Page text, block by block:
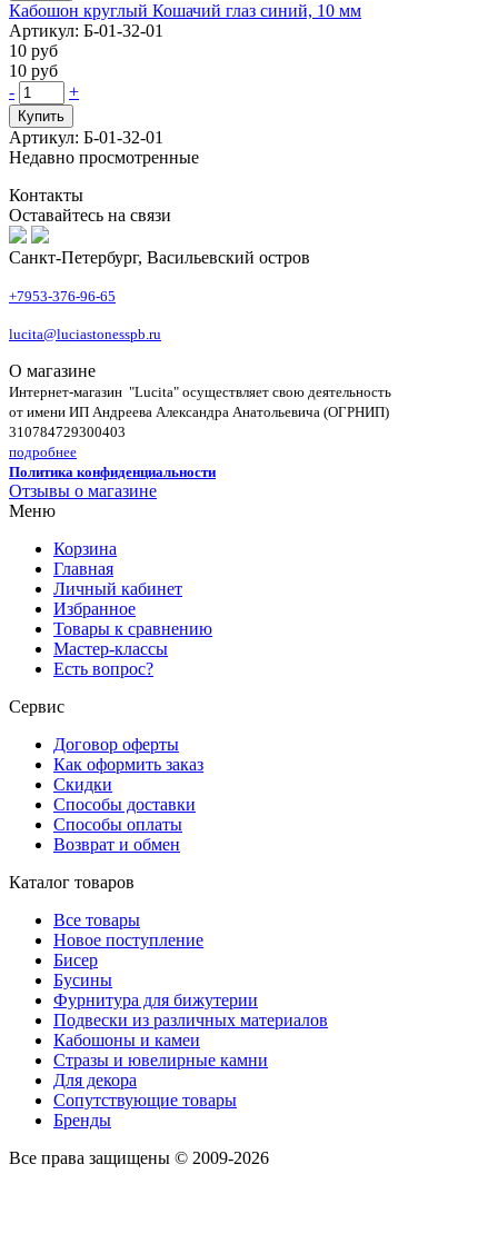
Кабошон круглый Кошачий глаз синий, 10 мм
Артикул: Б-01-32-01
10 руб
10 руб
-
+
Купить
Артикул: Б-01-32-01
Недавно просмотренные
Контакты
Оставайтесь на связи
Санкт-Петербург, Васильевский остров
+7953-376-96-65
lucita@luciastonesspb.ru
О магазине
Интернет-магазин "Lucita" осуществляет свою деятельность
от имени ИП Андреева Александра Анатольевича (ОГРНИП)
310784729300403
подробнее
Политика конфиденциальности
Отзывы о магазине
Меню
Корзина
Главная
Личный кабинет
Избранное
Товары к сравнению
Мастер-классы
Есть вопрос?
Сервис
Договор оферты
Как оформить заказ
Скидки
Способы доставки
Способы оплаты
Возврат и обмен
Каталог товаров
Все товары
Новое поступление
Бисер
Бусины
Фурнитура для бижутерии
Подвески из различных материалов
Кабошоны и камеи
Стразы и ювелирные камни
Для декора
Сопутствующие товары
Бренды
Все права защищены © 2009-2026